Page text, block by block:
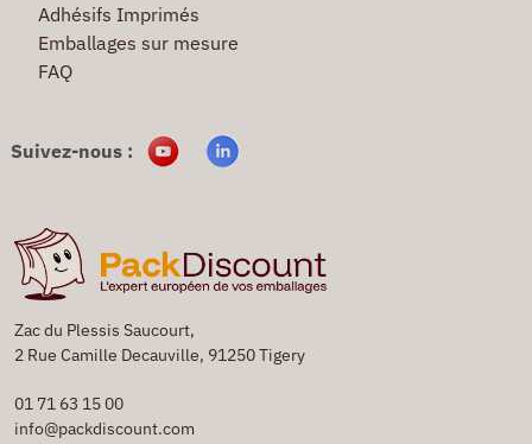
Zac du Plessis Saucourt,
2 Rue Camille Decauville, 91250 Tigery
01 71 63 15 00
info@packdiscount.com
Adhésifs Imprimés
Emballages sur mesure
FAQ
Suivez-nous :